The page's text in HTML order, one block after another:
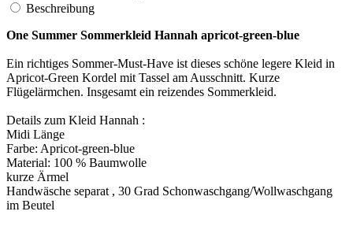
Beschreibung
One Summer Sommerkleid Hannah apricot-green-blue
Ein richtiges Sommer-Must-Have ist dieses schöne legere Kleid in
Apricot-Green Kordel mit Tassel am Ausschnitt. Kurze
Flügelärmchen. Insgesamt ein reizendes Sommerkleid.
Details zum Kleid Hannah :
Midi Länge
Farbe: Apricot-green-blue
Material: 100 % Baumwolle
kurze Ärmel
Handwäsche separat , 30 Grad Schonwaschgang/Wollwaschgang
im Beutel